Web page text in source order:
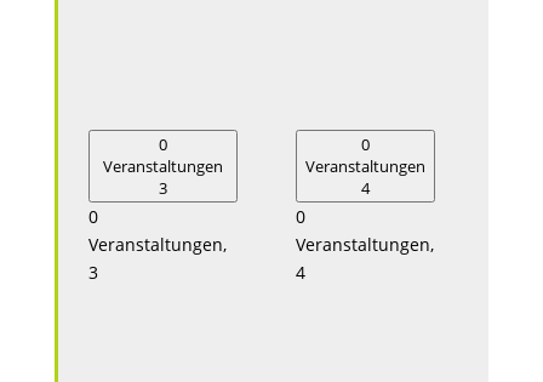
0
Veranstaltungen
3
0
Veranstaltungen,
3
0
Veranstaltungen
4
0
Veranstaltungen,
4